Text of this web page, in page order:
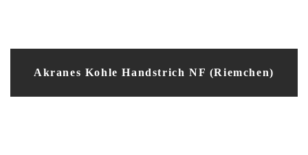
Akranes Kohle Handstrich NF (Riemchen)